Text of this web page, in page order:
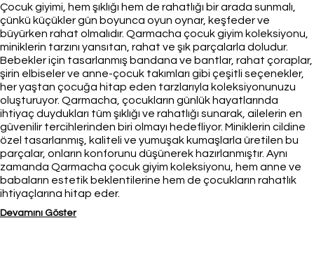
Çocuk giyimi, hem şıklığı hem de rahatlığı bir arada sunmalı,
çünkü küçükler gün boyunca oyun oynar, keşfeder ve
büyürken rahat olmalıdır. Qarmacha çocuk giyim koleksiyonu,
miniklerin tarzını yansıtan, rahat ve şık parçalarla doludur.
Bebekler için tasarlanmış bandana ve bantlar, rahat çoraplar,
şirin elbiseler ve anne-çocuk takımları gibi çeşitli seçenekler,
her yaştan çocuğa hitap eden tarzlarıyla koleksiyonunuzu
oluşturuyor. Qarmacha, çocukların günlük hayatlarında
ihtiyaç duydukları tüm şıklığı ve rahatlığı sunarak, ailelerin en
güvenilir tercihlerinden biri olmayı hedefliyor. Miniklerin cildine
özel tasarlanmış, kaliteli ve yumuşak kumaşlarla üretilen bu
parçalar, onların konforunu düşünerek hazırlanmıştır. Aynı
zamanda Qarmacha çocuk giyim koleksiyonu, hem anne ve
babaların estetik beklentilerine hem de çocukların rahatlık
ihtiyaçlarına hitap eder.
Devamını Göster